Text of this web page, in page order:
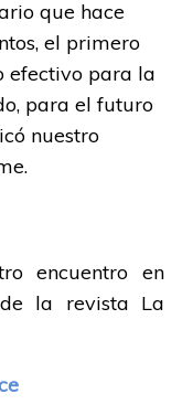
que hace
el primero
efectivo para la
para el futuro
nuestro
encuentro en
la revista La